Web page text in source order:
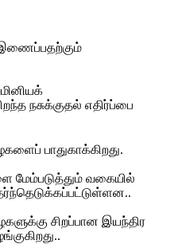
நசுக்குதல் எதிர்ப்பை
பாதுகாக்கிறது.
மேம்படுத்தும் வகையில்
.
சிறப்பான இயந்திர
.